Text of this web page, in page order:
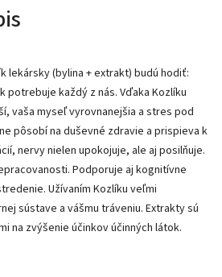
lekársky (bylina + extrakt) budú hodiť:
potrebuje každý z nás. Vďaka Kozlíku
vaša myseľ vyrovnanejšia a stres pod
pôsobí na duševné zdravie a prispieva k
nervy nielen upokojuje, ale aj posilňuje.
Podporuje aj kognitívne
Užívaním Kozlíku veľmi
sústave a vášmu tráveniu. Extrakty sú
na zvýšenie účinkov účinných látok.